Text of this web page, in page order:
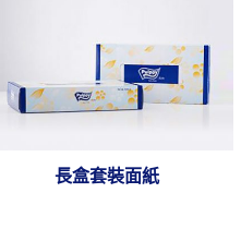
長盒套裝面紙